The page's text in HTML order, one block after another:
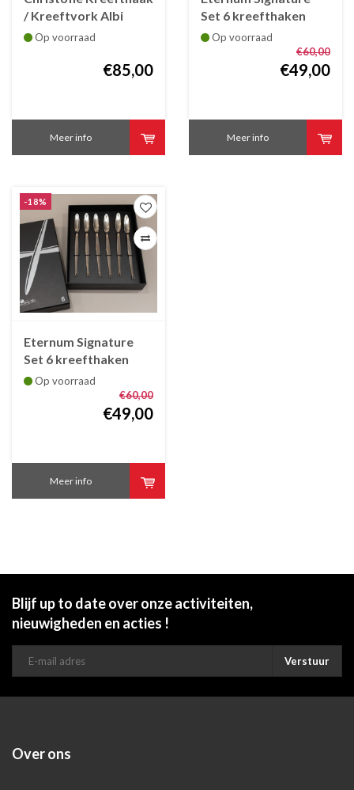
/ Kreeftvork Albi
verzilverd
Op voorraad
€85,00
Meer info
Set 6 kreefthaken
roestvrij staal met
kreeftje op handvat
Op voorraad
€60,00
€49,00
Meer info
-18%
Eternum Signature
Set 6 kreefthaken
roestvrij staal
Op voorraad
€60,00
€49,00
Meer info
Blijf up to date over onze activiteiten,
nieuwigheden en acties !
Verstuur
Over ons